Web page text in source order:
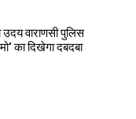
उदय वाराणसी पुलिस
का दिखेगा दबदबा